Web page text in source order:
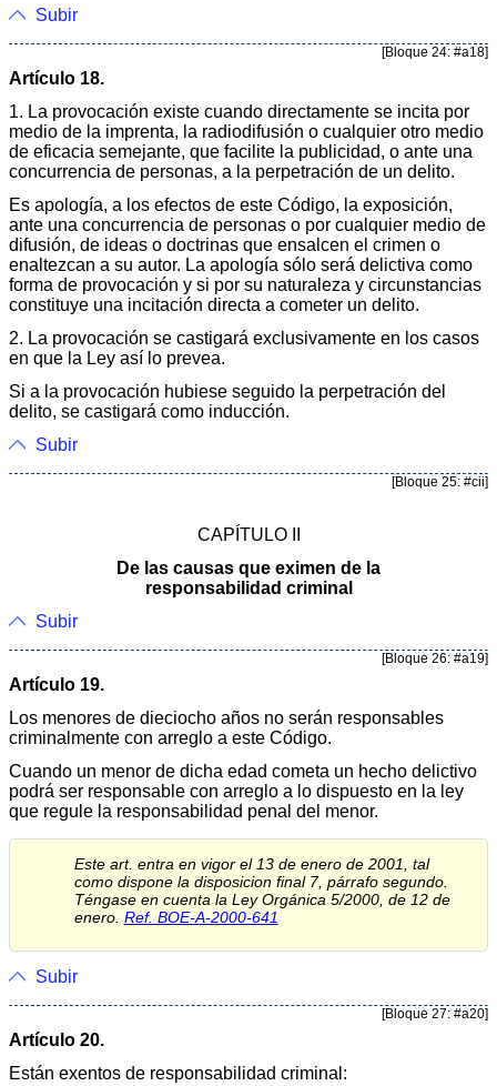
Subir
[Bloque 24: #a18]
Artículo 18.
1. La provocación existe cuando directamente se incita por
medio de la imprenta, la radiodifusión o cualquier otro medio
de eficacia semejante, que facilite la publicidad, o ante una
concurrencia de personas, a la perpetración de un delito.
Es apología, a los efectos de este Código, la exposición,
ante una concurrencia de personas o por cualquier medio de
difusión, de ideas o doctrinas que ensalcen el crimen o
enaltezcan a su autor. La apología sólo será delictiva como
forma de provocación y si por su naturaleza y circunstancias
constituye una incitación directa a cometer un delito.
2. La provocación se castigará exclusivamente en los casos
en que la Ley así lo prevea.
Si a la provocación hubiese seguido la perpetración del
delito, se castigará como inducción.
Subir
[Bloque 25: #cii]
CAPÍTULO II
De las causas que eximen de la
responsabilidad criminal
Subir
[Bloque 26: #a19]
Artículo 19.
Los menores de dieciocho años no serán responsables
criminalmente con arreglo a este Código.
Cuando un menor de dicha edad cometa un hecho delictivo
podrá ser responsable con arreglo a lo dispuesto en la ley
que regule la responsabilidad penal del menor.
Este art. entra en vigor el 13 de enero de 2001, tal
como dispone la disposicion final 7, párrafo segundo.
Téngase en cuenta la Ley Orgánica 5/2000, de 12 de
enero. Ref. BOE-A-2000-641
Subir
[Bloque 27: #a20]
Artículo 20.
Están exentos de responsabilidad criminal: